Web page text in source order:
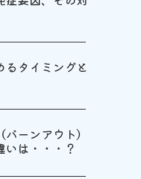
るタイミングと
ーンアウト）
いは・・・？